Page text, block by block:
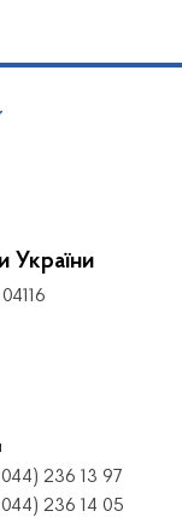
України
236 13 97
236 14 05